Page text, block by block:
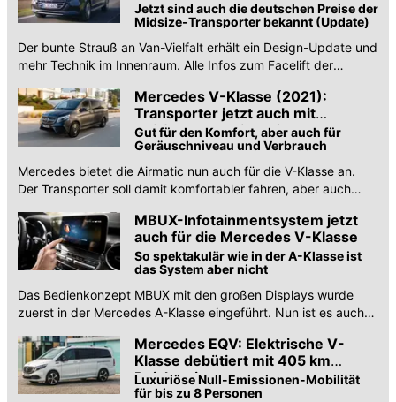
Jetzt sind auch die deutschen Preise der
Midsize-Transporter bekannt (Update)
Der bunte Strauß an Van-Vielfalt erhält ein Design-Update und
mehr Technik im Innenraum. Alle Infos zum Facelift der
Mercedes V-Klasse (2021):
Transporter jetzt auch mit
Luftfederung Airmatic
Gut für den Komfort, aber auch für
Geräuschniveau und Verbrauch
Mercedes bietet die Airmatic nun auch für die V-Klasse an.
Der Transporter soll damit komfortabler fahren, aber auch
MBUX-Infotainmentsystem jetzt
auch für die Mercedes V-Klasse
So spektakulär wie in der A-Klasse ist
das System aber nicht
Das Bedienkonzept MBUX mit den großen Displays wurde
zuerst in der Mercedes A-Klasse eingeführt. Nun ist es auch
Mercedes EQV: Elektrische V-
Klasse debütiert mit 405 km
Reichweite
Luxuriöse Null-Emissionen-Mobilität
für bis zu 8 Personen